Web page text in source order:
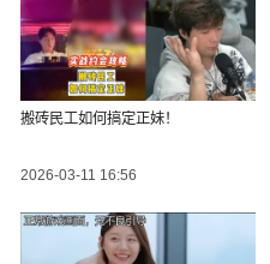
搬砖民工如何搞定正妹！
2026-03-11 16:56